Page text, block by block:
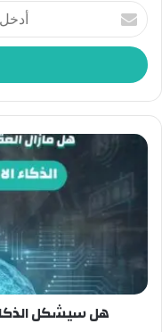
أدخل
بريدك
الإلكتروني
هل سيشكل